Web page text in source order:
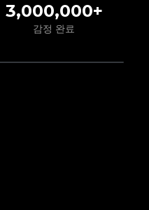
3,000,000+
감정 완료